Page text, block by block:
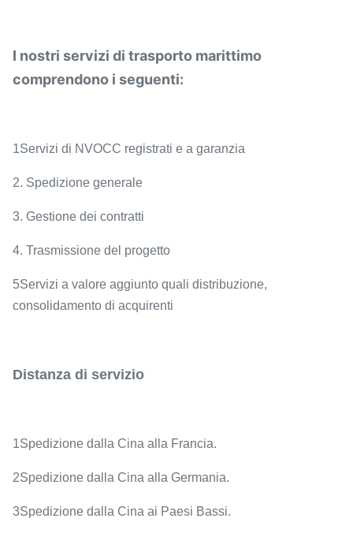
I nostri servizi di trasporto marittimo
comprendono i seguenti:
1Servizi di NVOCC registrati e a garanzia
2. Spedizione generale
3. Gestione dei contratti
4. Trasmissione del progetto
5Servizi a valore aggiunto quali distribuzione,
consolidamento di acquirenti
Distanza di servizio
1Spedizione dalla Cina alla Francia.
2Spedizione dalla Cina alla Germania.
3Spedizione dalla Cina ai Paesi Bassi.